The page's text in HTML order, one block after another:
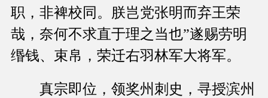
职，非裨校同。朕岂党张明而弃王荣
哉，奈何不求直于理之当也”遂赐劳明
缗钱、束帛，荣迁右羽林军大将军。
真宗即位，领奖州刺史，寻授滨州